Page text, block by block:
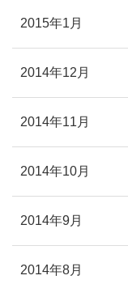
2015年1月
2014年12月
2014年11月
2014年10月
2014年9月
2014年8月